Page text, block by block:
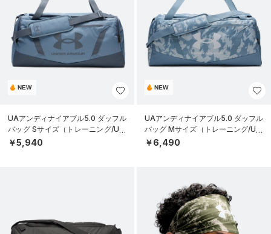
NEW
UAアンディナイアブル5.0 ダッフル
バッグ Sサイズ（トレーニング/UNI
SEX）
￥5,940
NEW
UAアンディナイアブル5.0 ダッフル
バッグ Mサイズ（トレーニング/UNI
SEX）
￥6,490